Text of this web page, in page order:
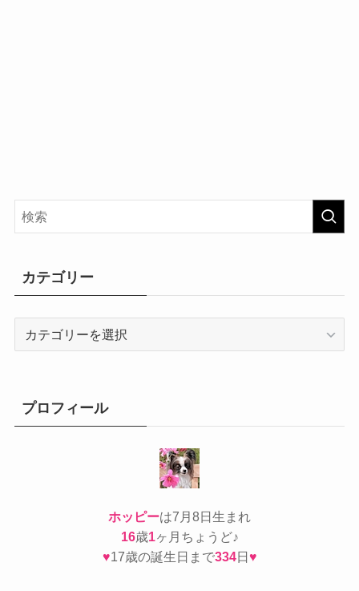
カテゴリー
ープロフィール
ホッピーは7月8日生まれ
16歳1ヶ月ちょうど♪
♥17歳の誕生日まで334日♥